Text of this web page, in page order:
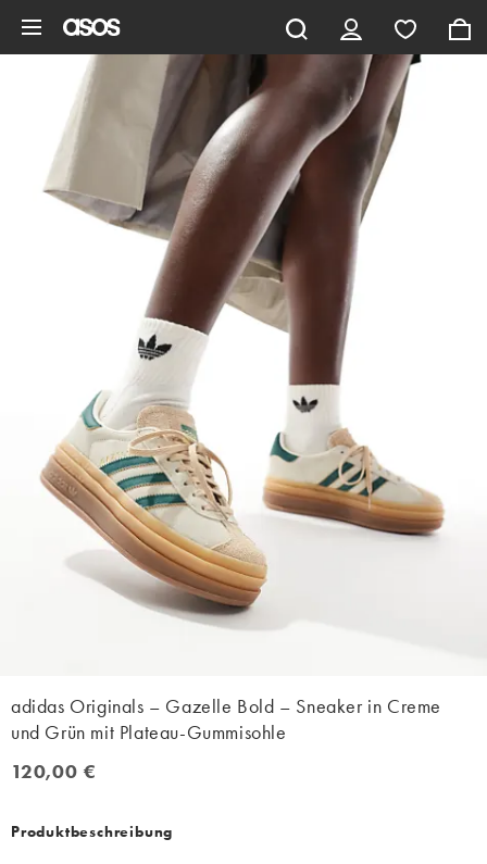
adidas Originals – Gazelle Bold – Sneaker in Creme
und Grün mit Plateau-Gummisohle
120,00 €
120,00 €
Produktbeschreibung